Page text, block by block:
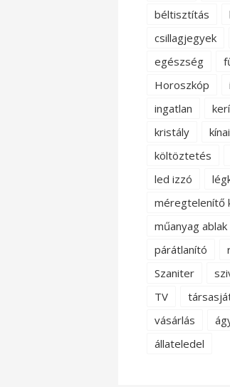
béltisztítás
csillagjegyek
egészség
Horoszkóp
ingatlan
kristály
költöztetés
led izzó
méregtelenítő
műanyag ablak
párátlanító
Szaniter
TV
vásárlás
állateledel